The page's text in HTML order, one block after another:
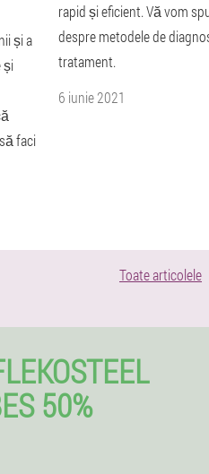
și a
și
faci
rapid și eficient. Vă vom
despre metodele de
tratament.
6 iunie 2021
Toate articolele
50%